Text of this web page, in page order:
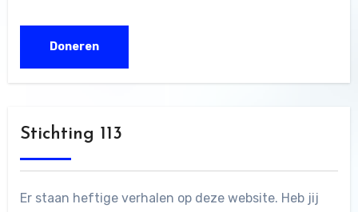
Stichting 113
Er staan heftige verhalen op deze website. Heb jij